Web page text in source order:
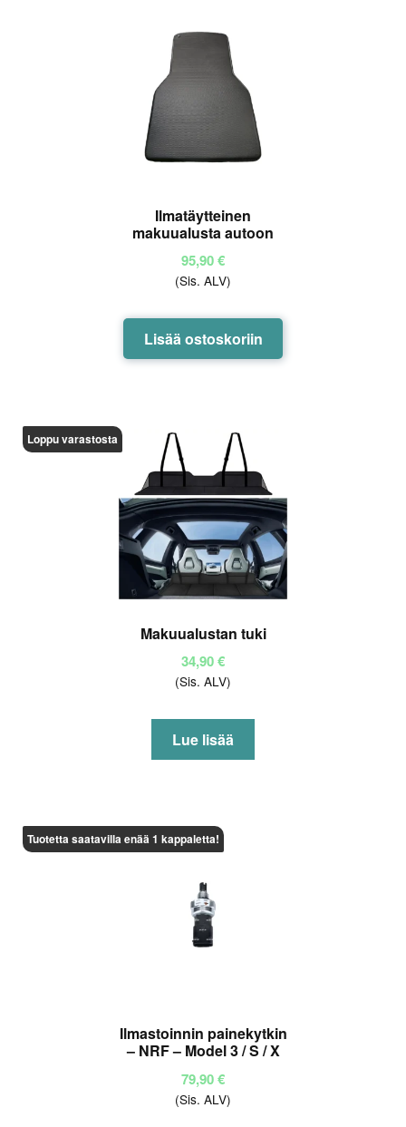
Ilmatäytteinen
makuualusta autoon
95,90€
(Sis. ALV)
Lisää ostoskoriin
Loppu varastosta
Makuualustan tuki
34,90€
(Sis. ALV)
Lue lisää
Tuotetta saatavilla enää 1 kappaletta!
Ilmastoinnin painekytkin
– NRF – Model 3 / S / X
79,90€
(Sis. ALV)